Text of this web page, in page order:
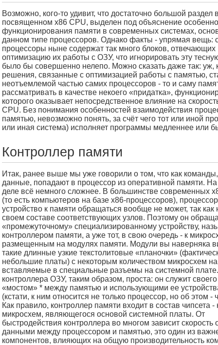
Возможно, кого-то удивит, что достаточно большой раздел
посвященном x86 CPU, выделен под объяснение
функционирования памяти в современных системах,
данном типе процессоров. Однако факты - упрямая вещь:
процессоры ныне содержат так много блоков, отвечающих
оптимизацию их работы с ОЗУ, что игнорировать эту
было бы совершенно нелепо. Можно сказать даже так: уж,
решения, связанные с оптимизацией работы с памятью,
неотъемлемой частью самих процессоров - то и саму
рассматривать в качестве некоего «придатка»,
которого оказывает непосредственное влияние на
CPU. Без понимания особенностей взаимодействия
памятью, невозможно понять, за счёт чего тот или иной
или иная система) исполняет программы медленнее или
Контроллер памяти
Итак, ранее выше мы уже говорили о том, что как команды,
данные, попадают в процессор из оперативной памяти.
деле всё немного сложнее. В большинстве современных
(то есть компьютеров на базе x86-процессоров),
устройство к памяти обращаться вообще не может, так как
своем составе соответствующих узлов. Поэтому он
«промежуточному» специализированному устройству,
контроллером памяти, а уже тот, в свою очередь - к
размещенным на модулях памяти. Модули вы наверняка
такие длинные узкие текстолитовые «планочки»
небольшие платы) с некоторым количеством микросхем
вставляемые в специальные разъемы на системной
контроллера ОЗУ, таким образом, проста: он служит
«мостом» * между памятью и использующими ее
(кстати, к ним относится не только процессор, но об этом -
Как правило, контроллер памяти входит в состав чипсета -
микросхем, являющегося основой системной платы. От
быстродействия контроллера во многом зависит скорость
данными между процессором и памятью, это один из
компонентов, влияющих на общую производительность